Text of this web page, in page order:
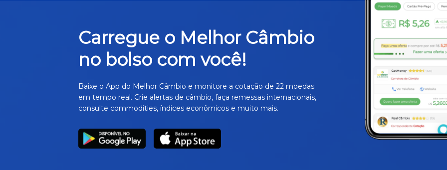
Carregue o Melhor Câmbio
no bolso com você!
Baixe o App do Melhor Câmbio e monitore a cotação de 22 moedas
em tempo real. Crie alertas de câmbio, faça remessas internacionais,
consulte commodities, índices econômicos e muito mais.